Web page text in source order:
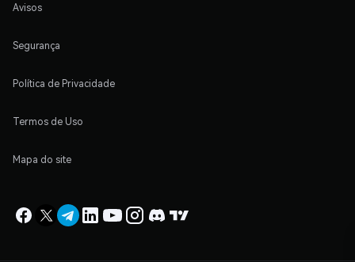
Avisos
Segurança
Política de Privacidade
Termos de Uso
Mapa do site